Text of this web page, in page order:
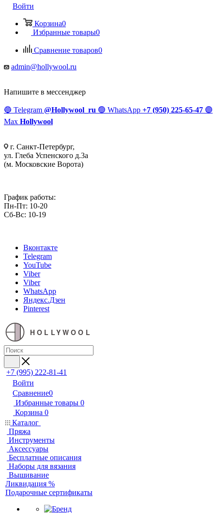
Войти
Корзина0
Избранные товары0
Сравнение товаров0
admin@hollywool.ru
Напишите в мессенджер
🔵 Telegram @Hollywool_ru 🟢 WhatsApp +7 (950) 225-65-47 🟣
Max Hollywool
г. Санкт-Петербург,
ул. Глеба Успенского д.3а
(м. Московские Ворота)
График работы:
Пн-Пт: 10-20
Сб-Вс: 10-19
Вконтакте
Telegram
YouTube
Viber
Viber
WhatsApp
Яндекс.Дзен
Pinterest
HOLLYWOOL
+7 (995) 222-81-41
Войти
Сравнение0
Избранные товары 0
Корзина 0
Каталог
Пряжа
Инструменты
Аксессуары
Бесплатные описания
Наборы для вязания
Вышивание
Ликвидация %
Подарочные сертификаты